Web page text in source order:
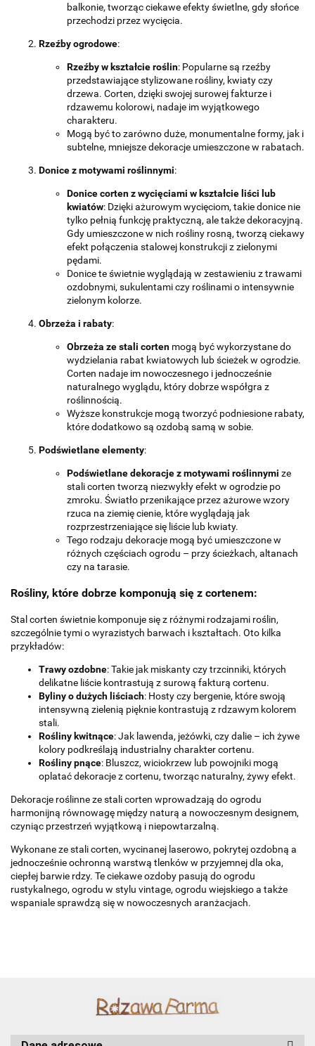
balkonie, tworząc ciekawe efekty świetlne, gdy słońce
przechodzi przez wycięcia.
Rzeźby ogrodowe:
Rzeźby w kształcie roślin: Popularne są rzeźby
przedstawiające stylizowane rośliny, kwiaty czy
drzewa. Corten, dzięki swojej surowej fakturze i
rdzawemu kolorowi, nadaje im wyjątkowego
charakteru.
Mogą być to zarówno duże, monumentalne formy, jak i
subtelne, mniejsze dekoracje umieszczone w rabatach.
Donice z motywami roślinnymi:
Donice corten z wycięciami w kształcie liści lub
kwiatów: Dzięki ażurowym wycięciom, takie donice nie
tylko pełnią funkcję praktyczną, ale także dekoracyjną.
Gdy umieszczone w nich rośliny rosną, tworzą ciekawy
efekt połączenia stalowej konstrukcji z zielonymi
pędami.
Donice te świetnie wyglądają w zestawieniu z trawami
ozdobnymi, sukulentami czy roślinami o intensywnie
zielonym kolorze.
Obrzeża i rabaty:
Obrzeża ze stali corten mogą być wykorzystane do
wydzielania rabat kwiatowych lub ścieżek w ogrodzie.
Corten nadaje im nowoczesnego i jednocześnie
naturalnego wyglądu, który dobrze współgra z
roślinnością.
Wyższe konstrukcje mogą tworzyć podniesione rabaty,
które dodatkowo są ozdobą samą w sobie.
Podświetlane elementy:
Podświetlane dekoracje z motywami roślinnymi ze
stali corten tworzą niezwykły efekt w ogrodzie po
zmroku. Światło przenikające przez ażurowe wzory
rzuca na ziemię cienie, które wyglądają jak
rozprzestrzeniające się liście lub kwiaty.
Tego rodzaju dekoracje mogą być umieszczone w
różnych częściach ogrodu – przy ścieżkach, altanach
czy na tarasie.
Rośliny, które dobrze komponują się z cortenem:
Stal corten świetnie komponuje się z różnymi rodzajami roślin,
szczególnie tymi o wyrazistych barwach i kształtach. Oto kilka
przykładów:
Trawy ozdobne: Takie jak miskanty czy trzcinniki, których
delikatne liście kontrastują z surową fakturą cortenu.
Byliny o dużych liściach: Hosty czy bergenie, które swoją
intensywną zielenią pięknie kontrastują z rdzawym kolorem
stali.
Rośliny kwitnące: Jak lawenda, jeżówki, czy dalie – ich żywe
kolory podkreślają industrialny charakter cortenu.
Rośliny pnące: Bluszcz, wiciokrzew lub powojniki mogą
oplatać dekoracje z cortenu, tworząc naturalny, żywy efekt.
Dekoracje roślinne ze stali corten wprowadzają do ogrodu
harmonijną równowagę między naturą a nowoczesnym designem,
czyniąc przestrzeń wyjątkową i niepowtarzalną.
Wykonane ze stali corten, wycinanej laserowo, pokrytej ozdobną a
jednocześnie ochronną warstwą tlenków w przyjemnej dla oka,
ciepłej barwie rdzy. Te ciekawe ozdoby pasują do ogrodu
rustykalnego, ogrodu w stylu vintage, ogrodu wiejskiego a także
wspaniale sprawdzą się w nowoczesnych aranżacjach.